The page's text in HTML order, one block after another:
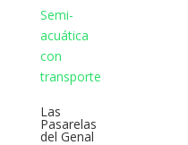
Las
Pasarelas
del Genal